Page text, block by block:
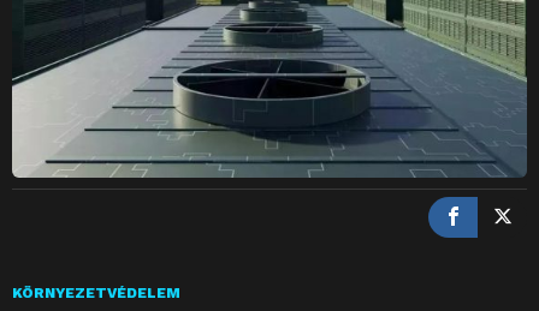
KÖRNYEZETVÉDELEM